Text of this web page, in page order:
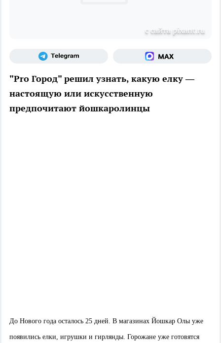
с сайта pixant.ru
"Pro Город" решил узнать, какую елку —
настоящую или искусственную
предпочитают йошкаролинцы
До Нового года осталось 25 дней. В магазинах Йошкар Олы уже
появились елки, игрушки и гирлянды. Горожане уже готовятся